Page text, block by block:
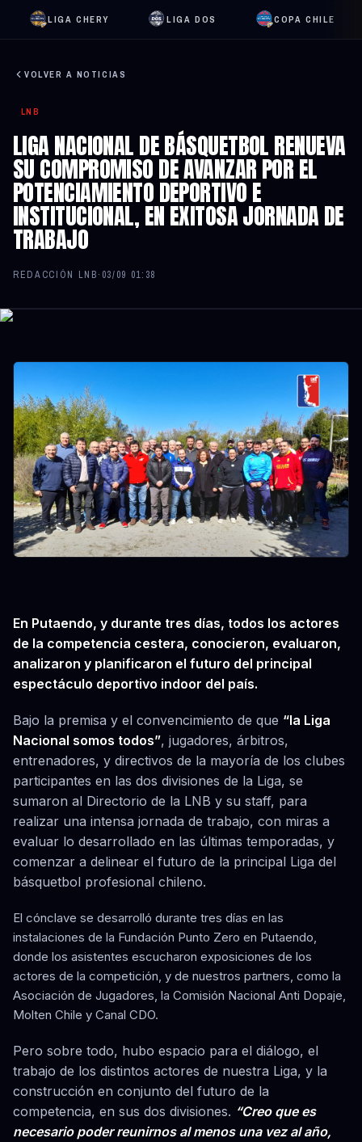
LIGA CHERY LIGA DOS COPA CHILE
VOLVER A NOTICIAS
LNB
LIGA NACIONAL DE BÁSQUETBOL RENUEVA
SU COMPROMISO DE AVANZAR POR EL
POTENCIAMIENTO DEPORTIVO E
INSTITUCIONAL, EN EXITOSA JORNADA DE
TRABAJO
REDACCIÓN LNB· 03/09 01:38
En Putaendo, y durante tres días, todos los actores
de la competencia cestera, conocieron, evaluaron,
analizaron y planificaron el futuro del principal
espectáculo deportivo indoor del país.
Bajo la premisa y el convencimiento de que “la Liga
Nacional somos todos”, jugadores, árbitros,
entrenadores, y directivos de la mayoría de los clubes
participantes en las dos divisiones de la Liga, se
sumaron al Directorio de la LNB y su staff, para
realizar una intensa jornada de trabajo, con miras a
evaluar lo desarrollado en las últimas temporadas, y
comenzar a delinear el futuro de la principal Liga del
básquetbol profesional chileno.
El cónclave se desarrolló durante tres días en las
instalaciones de la Fundación Punto Zero en Putaendo,
donde los asistentes escucharon exposiciones de los
actores de la competición, y de nuestros partners, como la
Asociación de Jugadores, la Comisión Nacional Anti Dopaje,
Molten Chile y Canal CDO.
Pero sobre todo, hubo espacio para el diálogo, el
trabajo de los distintos actores de nuestra Liga, y la
construcción en conjunto del futuro de la
competencia, en sus dos divisiones. “Creo que es
necesario poder reunirnos al menos una vez al año,